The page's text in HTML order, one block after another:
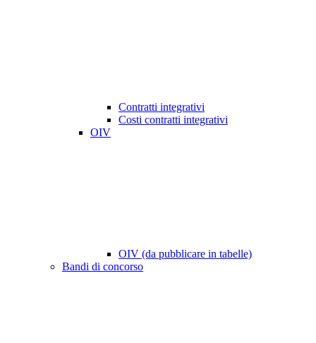
Contratti integrativi
Costi contratti integrativi
OIV
OIV (da pubblicare in tabelle)
Bandi di concorso